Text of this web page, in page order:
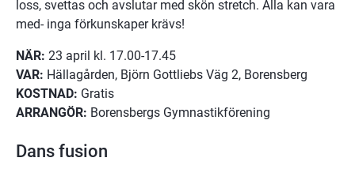
loss, svettas och avslutar med skön stretch. Alla kan vara
med- inga förkunskaper krävs!
NÄR: 23 april kl. 17.00-17.45
VAR: Hällagården, Björn Gottliebs Väg 2, Borensberg
KOSTNAD: Gratis
ARRANGÖR: Borensbergs Gymnastikförening
Dans fusion